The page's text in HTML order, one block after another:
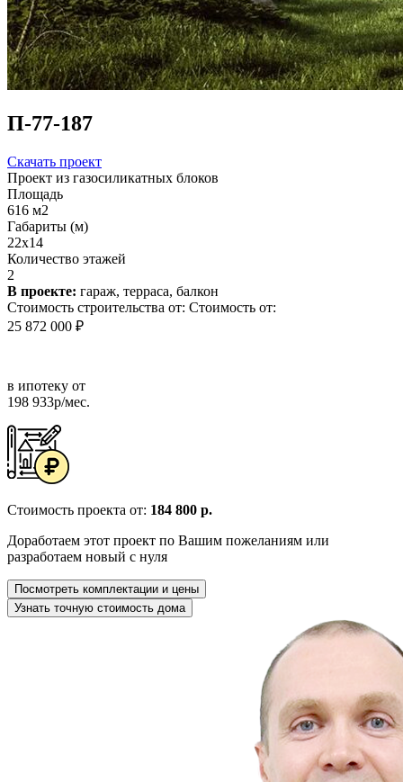
П-77-187
Скачать проект
Проект из газосиликатных блоков
Площадь
616 м2
Габариты (м)
22x14
Количество этажей
2
В проекте: гараж, терраса, балкон
Стоимость строительства от: Стоимость от:
25 872 000 ₽
в ипотеку от
198 933р/мес.
Стоимость проекта от: 184 800 р.
Доработаем этот проект по Вашим пожеланиям или
разработаем новый с нуля
Посмотреть комплектации и цены
Узнать точную стоимость дома